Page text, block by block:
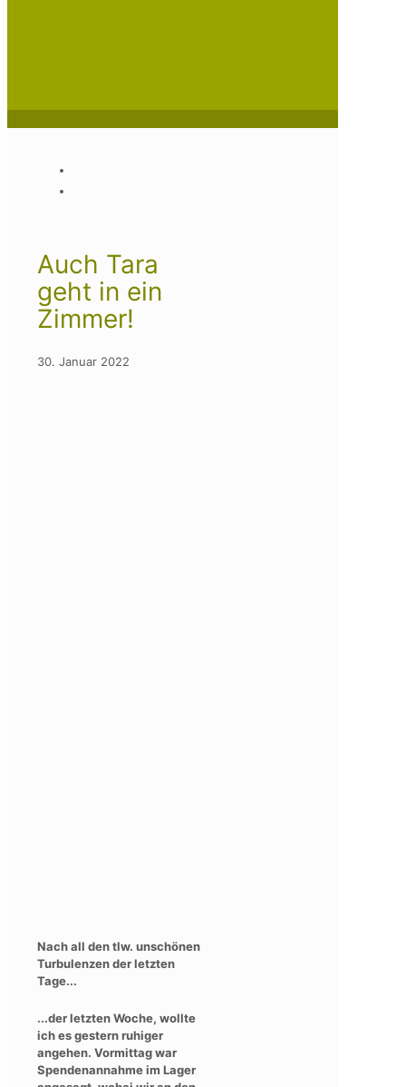
Auch Tara
geht in ein
Zimmer!
30. Januar 2022
Nach all den tlw. unschönen
Turbulenzen der letzten
Tage...
...der letzten Woche, wollte
ich es gestern ruhiger
angehen. Vormittag war
Spendenannahme im Lager